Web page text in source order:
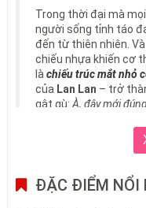
Trong thời đại mà
người sống tỉnh táo
đến từ thiên nhiên.
chiếu nhựa khiến cơ
làchiếu trúc mắt nhỏ
của Lan Lan – trở
gật gù: À, đây mới
Mắt chiếu
ĐẶC ĐIỂM NỔI